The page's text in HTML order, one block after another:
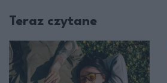
Teraz czytane